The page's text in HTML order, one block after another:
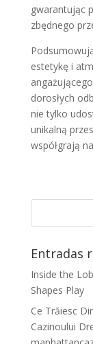
gwarantując
zbędnego
estetykę i
dorosłych
nie tylko
unikalną
współgrają
Entradas
Inside the
Shapes Play
Ce Trăiesc
Cazinoului